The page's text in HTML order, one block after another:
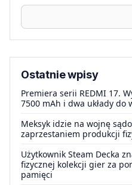
Ostatnie wpisy
Premiera serii REDMI 17.
7500 mAh i dwa układy do
Meksyk idzie na wojnę
zaprzestaniem produkcji
Użytkownik Steam Decka
fizycznej kolekcji gier za
pamięci